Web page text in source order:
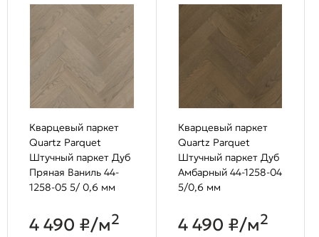
Кварцевый паркет
Quartz Parquet
Штучный паркет Дуб
Пряная Ваниль 44-
1258-05 5/ 0,6 мм
4 490 ₽/м2
Кварцевый паркет
Quartz Parquet
Штучный паркет Дуб
Амбарный 44-1258-04
5/0,6 мм
4 490 ₽/м2